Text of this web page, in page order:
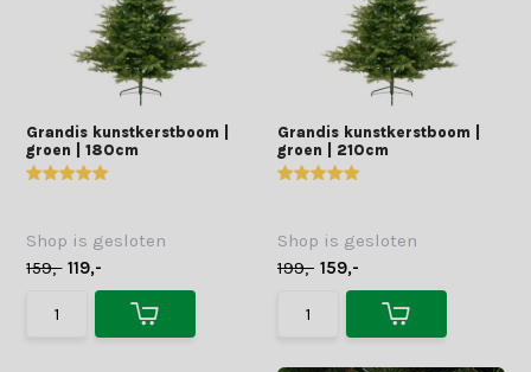
Grandis kunstkerstboom |
groen | 180cm
Shop is gesloten
159,- 119,-
Grandis kunstkerstboom |
groen | 210cm
Shop is gesloten
199,- 159,-